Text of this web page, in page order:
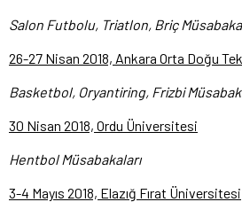
Salon Futbolu, Triatlon, Briç
26-27 Nisan 2018, Ankara Orta Doğu
Basketbol, Oryantiring, Frizbi
30 Nisan 2018, Ordu Üniversitesi
Hentbol Müsabakaları
3-4 Mayıs 2018, Elazığ Fırat Üniversitesi